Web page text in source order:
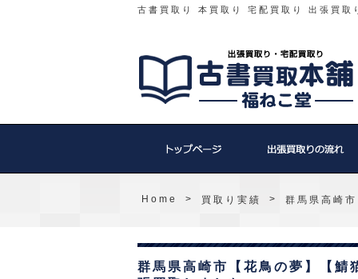
古書買取り 本買取り 宅配買取り 出張買取
Home > 買取り実績 > 群馬県高崎
群馬県高崎市【花鳥の夢】【鯖